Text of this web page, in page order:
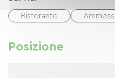
Ristorante
Posizione